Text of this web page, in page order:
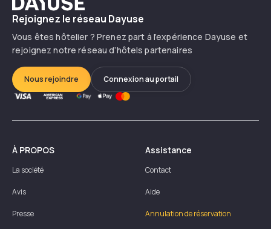
Rejoignez le réseau Dayuse
Vous êtes hôtelier ? Prenez part à l’expérience Dayuse et
rejoignez notre réseau d’hôtels partenaires
Nous rejoindre Connexion au portail
À PROPOS
La société
Avis
Presse
Assistance
Contact
Aide
Annulation de réservation